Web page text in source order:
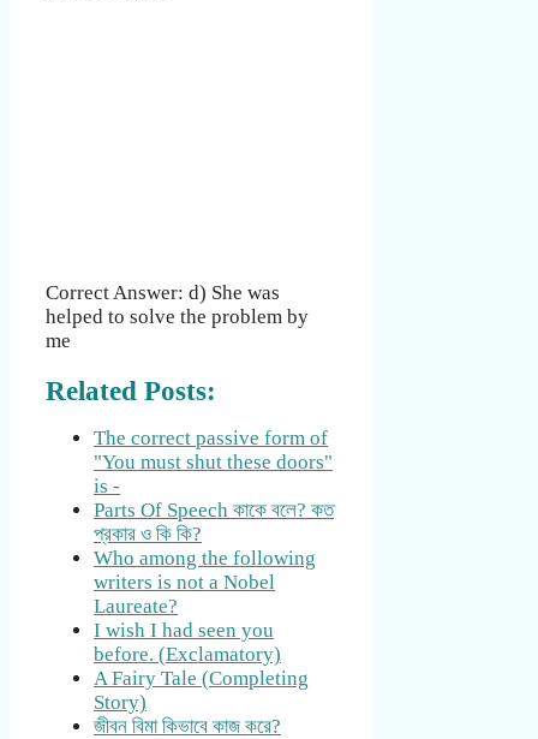
Correct Answer: d) She was
helped to solve the problem by
me
Related Posts:
The correct passive form of
"You must shut these doors"
is -
Parts Of Speech কাকে বলে? কত
প্রকার ও কি কি?
Who among the following
writers is not a Nobel
Laureate?
I wish I had seen you
before. (Exclamatory)
A Fairy Tale (Completing
Story)
জীবন বিমা কিভাবে কাজ করে?